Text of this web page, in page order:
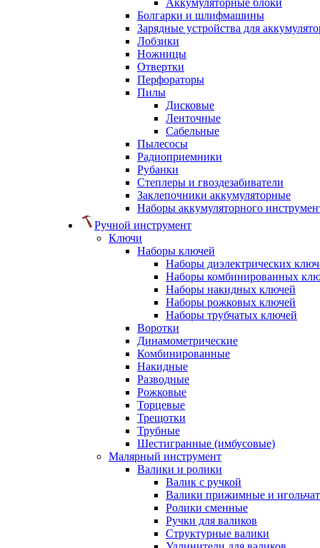
Аккумуляторные блоки
Болгарки и шлифмашины
Зарядные устройства для
Лобзики
Ножницы
Отвертки
Перфораторы
Пилы
Дисковые
Ленточные
Сабельные
Пылесосы
Радиоприемники
Рубанки
Степлеры и гвоздезабиватели
Заклепочники аккумуляторные
Наборы аккумуляторного
Ручной инструмент
Ключи
Наборы ключей
Наборы диэлектрических
Наборы комбинированных
Наборы накидных ключей
Наборы рожковых ключей
Наборы трубчатых ключей
Воротки
Динамометрические
Комбинированные
Накидные
Разводные
Рожковые
Торцевые
Трещотки
Трубные
Шестигранные (имбусовые)
Малярный инструмент
Валики и ролики
Валик с ручкой
Валики прижимные и
Ролики сменные
Ручки для валиков
Структурные валики